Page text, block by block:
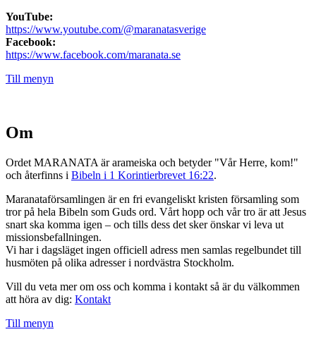
YouTube:
https://www.youtube.com/@maranatasverige
Facebook:
https://www.facebook.com/maranata.se
Till menyn
Om
Ordet MARANATA är arameiska och betyder "Vår Herre, kom!"
och återfinns i Bibeln i 1 Korintierbrevet 16:22.
Maranataförsamlingen är en fri evangeliskt kristen församling som
tror på hela Bibeln som Guds ord. Vårt hopp och vår tro är att Jesus
snart ska komma igen – och tills dess det sker önskar vi leva ut
missionsbefallningen.
Vi har i dagsläget ingen officiell adress men samlas regelbundet till
husmöten på olika adresser i nordvästra Stockholm.
Vill du veta mer om oss och komma i kontakt så är du välkommen
att höra av dig: Kontakt
Till menyn